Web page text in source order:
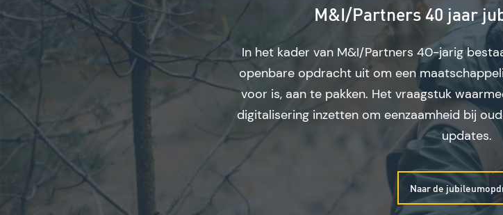
M&I/Partners 40 jaar
In het kader van M&I/Partners 40-jarig
openbare opdracht uit om een
voor is, aan te pakken. Het vraagstuk
digitalisering inzetten om eenzaamheid bij
updates.
Naar de